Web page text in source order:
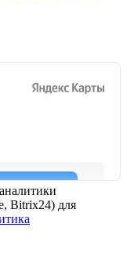
Bitrix24) для